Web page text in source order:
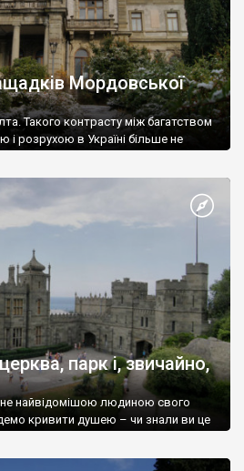
Мордовської
Такого контрасту між багатством
і розрухою в Україні більше не
парк і, звичайно,
найвідомішою людиною свого
кривити душею – чи знали ви це